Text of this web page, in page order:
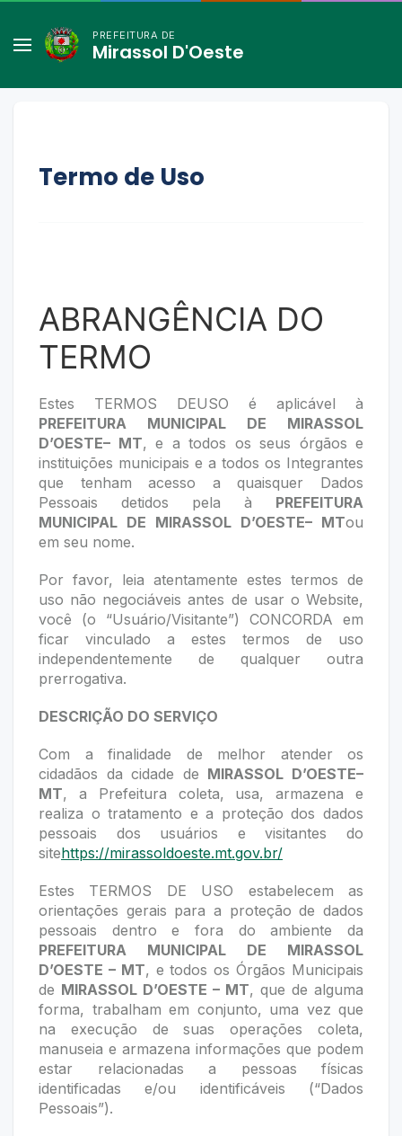
PREFEITURA DE
Mirassol D'Oeste
Termo de Uso
ABRANGÊNCIA DO
TERMO
Estes TERMOS DEUSO é aplicável à
PREFEITURA MUNICIPAL DE MIRASSOL
D’OESTE– MT, e a todos os seus órgãos e
instituições municipais e a todos os Integrantes
que tenham acesso a quaisquer Dados
Pessoais detidos pela à PREFEITURA
MUNICIPAL DE MIRASSOL D’OESTE– MTou
em seu nome.
Por favor, leia atentamente estes termos de
uso não negociáveis antes de usar o Website,
você (o “Usuário/Visitante”) CONCORDA em
ficar vinculado a estes termos de uso
independentemente de qualquer outra
prerrogativa.
DESCRIÇÃO DO SERVIÇO
Com a finalidade de melhor atender os
cidadãos da cidade de MIRASSOL D’OESTE–
MT, a Prefeitura coleta, usa, armazena e
realiza o tratamento e a proteção dos dados
pessoais dos usuários e visitantes do
sitehttps://mirassoldoeste.mt.gov.br/
Estes TERMOS DE USO estabelecem as
orientações gerais para a proteção de dados
pessoais dentro e fora do ambiente da
PREFEITURA MUNICIPAL DE MIRASSOL
D’OESTE – MT, e todos os Órgãos Municipais
de MIRASSOL D’OESTE – MT, que de alguma
forma, trabalham em conjunto, uma vez que
na execução de suas operações coleta,
manuseia e armazena informações que podem
estar relacionadas a pessoas físicas
identificadas e/ou identificáveis (“Dados
Pessoais”).